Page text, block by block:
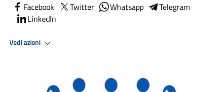
Facebook Twitter Whatsapp
Telegram
LinkedIn
Vedi azioni